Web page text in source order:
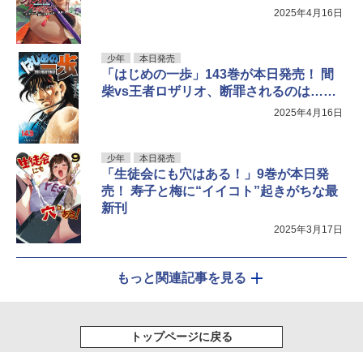
2025年4月16日
少年 本日発売
「はじめの一歩」143巻が本日発売！ 間
柴vs王者ロザリオ、断罪されるのは……
2025年4月16日
少年 本日発売
「生徒会にも穴はある！」9巻が本日発
売！ 寿子と梅に“イイコト”起きがちな最
新刊
2025年3月17日
もっと関連記事を見る
トップページに戻る